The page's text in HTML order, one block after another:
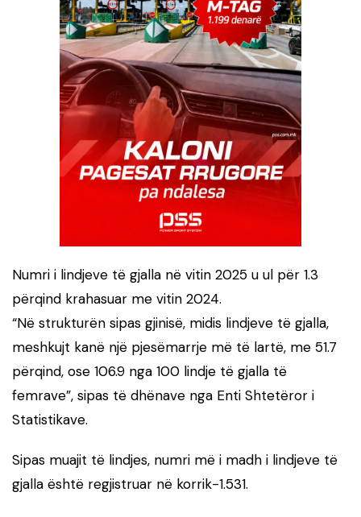
Numri i lindjeve të gjalla në vitin 2025 u ul për 1.3
përqind krahasuar me vitin 2024.
“Në strukturën sipas gjinisë, midis lindjeve të gjalla,
meshkujt kanë një pjesëmarrje më të lartë, me 51.7
përqind, ose 106.9 nga 100 lindje të gjalla të
femrave”, sipas të dhënave nga Enti Shtetëror i
Statistikave.
Sipas muajit të lindjes, numri më i madh i lindjeve të
gjalla është regjistruar në korrik-1.531.